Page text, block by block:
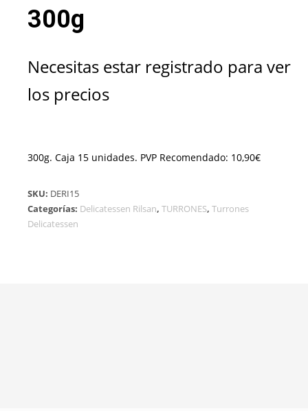
300g
Necesitas estar registrado para ver
los precios
300g. Caja 15 unidades. PVP Recomendado: 10,90€
SKU: DERI15
Categorías: Delicatessen Rilsan, TURRONES, Turrones
Delicatessen